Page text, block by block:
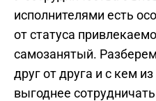
исполнителями есть
от статуса
самозанятый.
друг от друга и с кем
выгоднее